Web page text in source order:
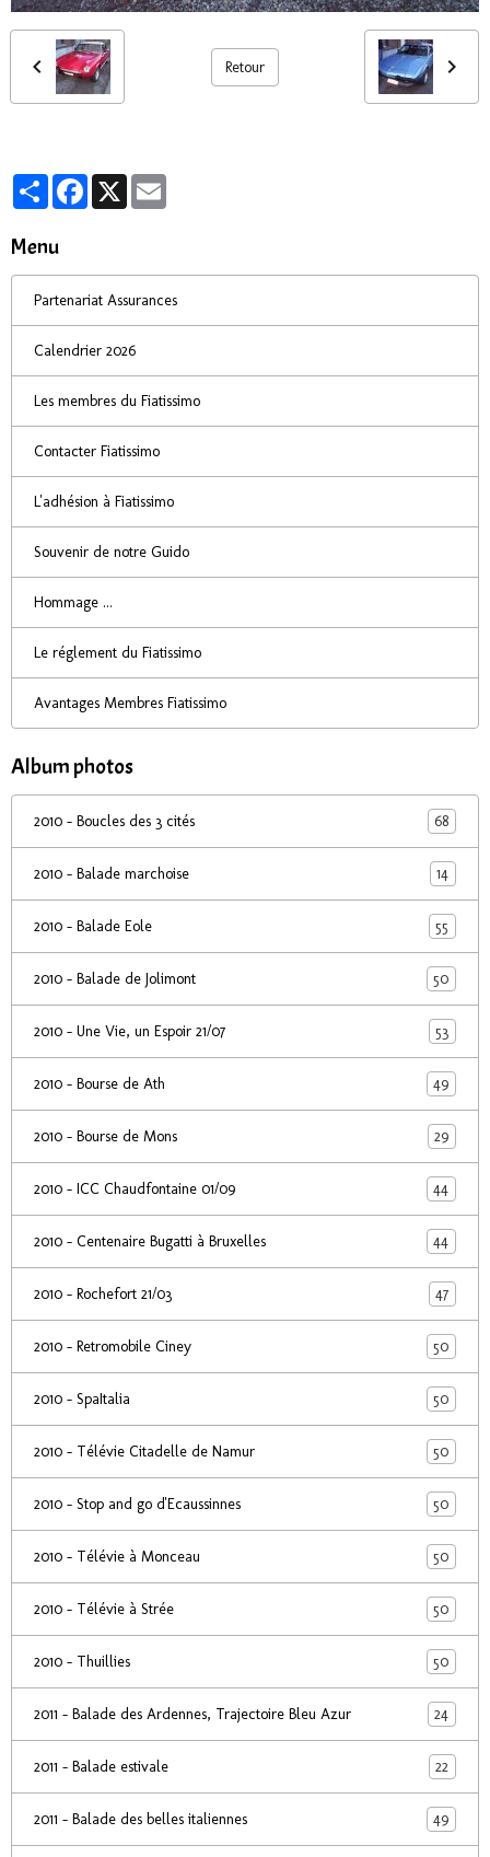
Retour
PartagerFacebook
X
Menu
Partenariat Assurances
Calendrier 2026
Les membres du Fiatissimo
Contacter Fiatissimo
L'adhésion à Fiatissimo
Souvenir de notre Guido
Hommage ...
Le réglement du Fiatissimo
Avantages Membres Fiatissimo
Album photos
2010 - Boucles des 3 cités 68
2010 - Balade marchoise 14
2010 - Balade Eole 55
2010 - Balade de Jolimont 50
2010 - Une Vie, un Espoir 21/07 53
2010 - Bourse de Ath 49
2010 - Bourse de Mons 29
2010 - ICC Chaudfontaine 01/09 44
2010 - Centenaire Bugatti à Bruxelles 44
2010 - Rochefort 21/03 47
2010 - Retromobile Ciney 50
2010 - SpaItalia 50
2010 - Télévie Citadelle de Namur 50
2010 - Stop and go d'Ecaussinnes 50
2010 - Télévie à Monceau 50
2010 - Télévie à Strée 50
2010 - Thuillies 50
2011 - Balade des Ardennes, Trajectoire Bleu Azur 24
2011 - Balade estivale 22
2011 - Balade des belles italiennes 49